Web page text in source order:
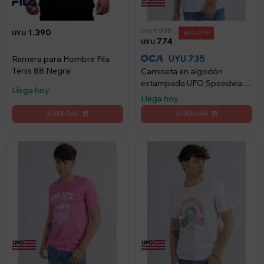
UYU 1.390
Remera para Hombre Fila
Tenis 88 Negra
Llega hoy
UYU 774
UYU1.935 60
UYU 735
Camiseta en algodón
estampada UFO Speedway
blanca - Blanco
Llega hoy